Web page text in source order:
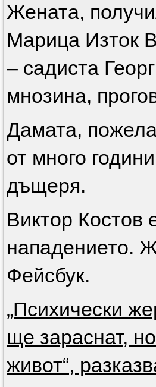
Жената,
Марица Изток
– садиста
мнозина,
Дамата,
от много
дъщеря.
Виктор Костов
нападението.
Фейсбук.
„Психически
ще зараснат,
живот“,